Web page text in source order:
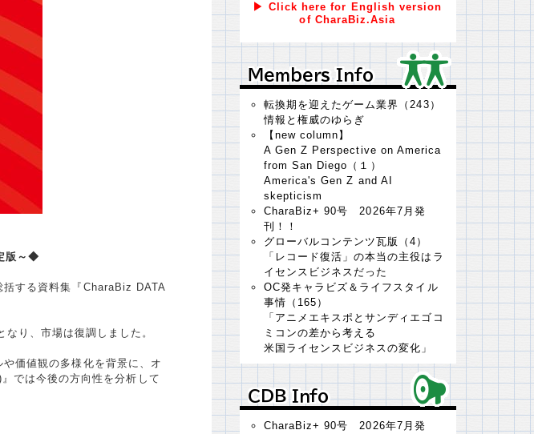
版～◆
括する資料集『CharaBiz DATA
り、市場は復調しました。
価値観の多様化を背景に、オ
では今後の方向性を分析して
▶ Click here for English version
of CharaBiz.Asia
Ｍｅｍｂｅｒｓ Ｉｎｆｏ
Ｍｅｍｂｅｒｓ Ｉｎｆｏ
転換期を迎えたゲーム業界（243）
情報と権威のゆらぎ
【new column】
A Gen Z Perspective on America
from San Diego（１）
America's Gen Z and AI
skepticism
CharaBiz+ 90号 2026年7月発
刊！！
グローバルコンテンツ瓦版（4）
「レコード復活」の本当の主役はラ
イセンスビジネスだった
OC発キャラビズ＆ライフスタイル
事情（165）
「アニメエキスポとサンディエゴコ
ミコンの差から考える
米国ライセンスビジネスの変化」
ＣＤＢ Ｉｎｆｏ
ＣＤＢ Ｉｎｆｏ
CharaBiz+ 90号 2026年7月発